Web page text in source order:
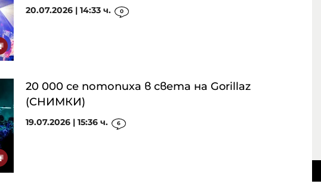
20.07.2026 | 14:33 ч. 0
20 000 се потопиха в света на Gorillaz
(СНИМКИ)
19.07.2026 | 15:36 ч. 6